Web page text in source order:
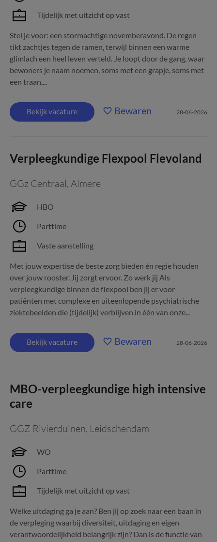
Tijdelijk met uitzicht op vast
Stel je voor: een stormachtige novemberavond. De regen
tikt zachtjes tegen de ramen, terwijl binnen een warme
glimlach een heel leven verteld. Je loopt door de gang, waar
bewoners je naam noemen, soms met een grapje, soms met
een traan,...
Bekijk vacature Bewaren 28-06-2026
Verpleegkundige Flexpool Flevoland
GGz Centraal, Almere
HBO
Parttime
Vaste aanstelling
Met jouw expertise de beste zorg bieden én regie houden
over jouw rooster. Jij zorgt ervoor. Zo werk jij Als
verpleegkundige binnen de flexpool ben jij er voor
patiënten met complexe en uiteenlopende psychiatrische
ziektebeelden die (tijdelijk) verblijven in één van onze...
Bekijk vacature Bewaren 28-06-2026
MBO-verpleegkundige high intensive
care
GGZ Rivierduinen, Leidschendam
WO
Parttime
Tijdelijk met uitzicht op vast
Welke uitdaging ga je aan? Ben jij op zoek naar een baan in
de verpleging waarbij diversiteit, uitdaging en eigen
verantwoordelijkheid belangrijk zijn? Dan is de functie van